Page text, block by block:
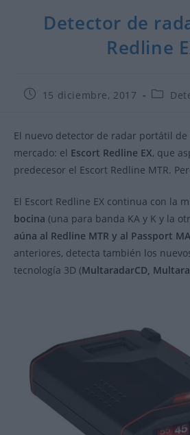
Detector de
Redline
Publicación
entrada:
15 diciembre, 2017
El nuevo detector de radar portátil de
mercado: el Escort Redline EX, que
predecesor el Escort Redline MTR.
El Escort Redline EX continua con la
bocina (una para banda KA y K y la
aúna al Redline MTR y al Passport
anteriores, detecta también los
tecnología 3D (MultaradarCD,